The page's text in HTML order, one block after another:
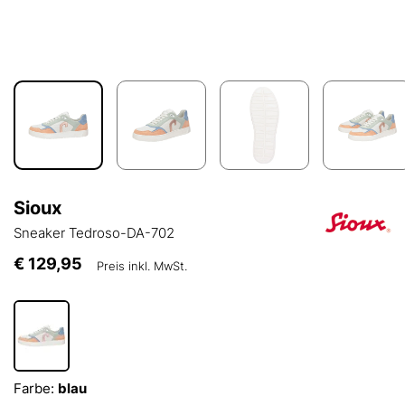
Sioux
Sneaker Tedroso-DA-702
€ 129,95 Preis inkl. MwSt.
Farbe: blau